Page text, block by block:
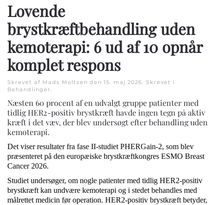
Lovende
brystkræftbehandling uden
kemoterapi: 6 ud af 10 opnår
komplet respons
Skrevet af Mads Moltsen den 15. maj 2026. Skrevet i
Behandlinger.
Næsten 60 procent af en udvalgt gruppe patienter med
tidlig HER2-positiv brystkræft havde ingen tegn på aktiv
kræft i det væv, der blev undersøgt efter behandling uden
kemoterapi.
Det viser resultater fra fase II-studiet PHERGain-2, som blev
præsenteret på den europæiske brystkræftkongres ESMO Breast
Cancer 2026.
Studiet undersøger, om nogle patienter med tidlig HER2-positiv
brystkræft kan undvære kemoterapi og i stedet behandles med
målrettet medicin før operation. HER2-positiv brystkræft betyder,